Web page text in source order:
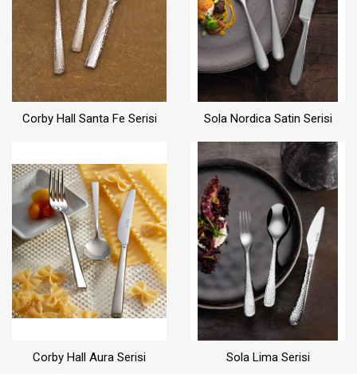
Corby Hall Santa Fe Serisi Sola Nordica Satin Serisi
Corby Hall Aura Serisi Sola Lima Serisi